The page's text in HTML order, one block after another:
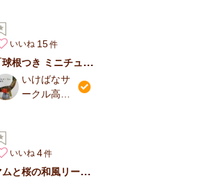
いいね 15
「球根つき ミニチューリップ」をいける
いけばなサ
ークル高野
いいね 4
マムと桜の和風リース～かさねのいろめ風 桜重の巻